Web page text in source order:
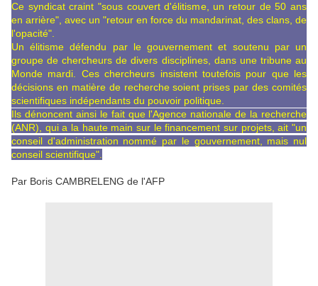
Ce syndicat craint "sous couvert d'élitisme, un retour de 50 ans
en arrière", avec un "retour en force du mandarinat, des clans, de
l'opacité".
Un élitisme défendu par le gouvernement et soutenu par un
groupe de chercheurs de divers disciplines, dans une tribune au
Monde mardi. Ces chercheurs insistent toutefois pour que les
décisions en matière de recherche soient prises par des comités
scientifiques indépendants du pouvoir politique.
Ils dénoncent ainsi le fait que l'Agence nationale de la recherche
(ANR), qui a la haute main sur le financement sur projets, ait "un
conseil d'administration nommé par le gouvernement, mais nul
conseil scientifique".
Par Boris CAMBRELENG de l'AFP